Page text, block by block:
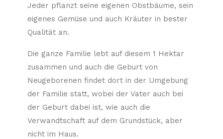
Jeder pflanzt seine eigenen Obstbäume, sein
eigenes Gemüse und auch Kräuter in bester
Qualität an.
Die ganze Familie lebt auf diesem 1 Hektar
zusammen und auch die Geburt von
Neugeborenen findet dort in der Umgebung
der Familie statt, wobei der Vater auch bei
der Geburt dabei ist, wie auch die
Verwandtschaft auf dem Grundstück, aber
nicht im Haus.